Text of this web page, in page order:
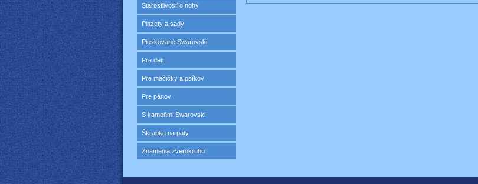
Starostlivosť o nohy
Pinzety a sady
Pieskované Swarovski
Pre deti
Pre mačičky a psíkov
Pre pánov
S kameňmi Swarovski
Škrabka na päty
Znamenia zverokruhu